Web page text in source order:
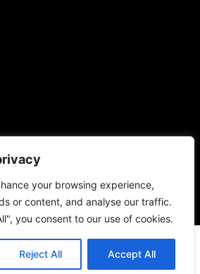
your browsing experience,
or content, and analyse our traffic.
you consent to our use of cookies.
Reject All Accept All
Infos+. All Rights Reserved.